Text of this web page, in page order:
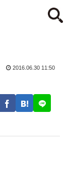
2016.06.30 11:50